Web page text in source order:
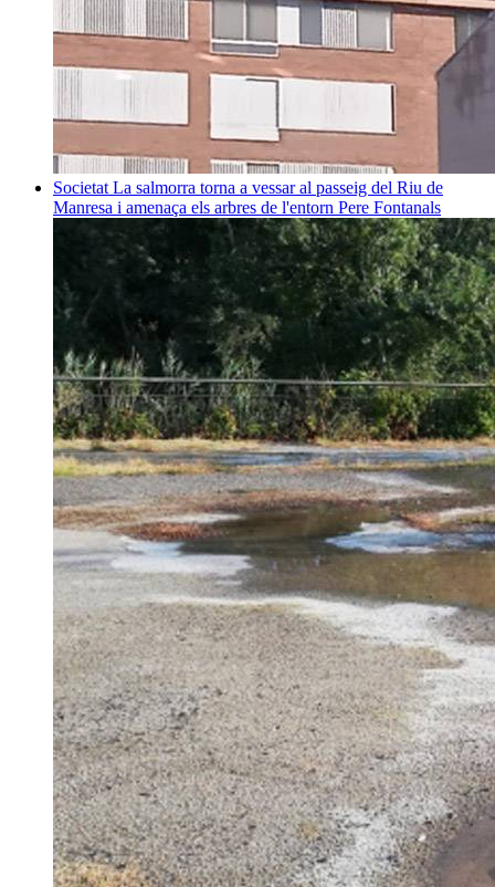
Societat La salmorra torna a vessar al passeig del Riu de
Manresa i amenaça els arbres de l'entorn Pere Fontanals